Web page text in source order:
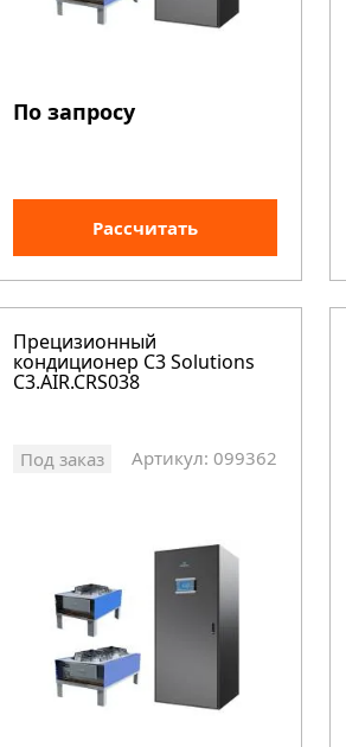
По запросу
Рассчитать
Прецизионный
кондиционер C3 Solutions
C3.AIR.CRS038
Под заказ Артикул: 099362